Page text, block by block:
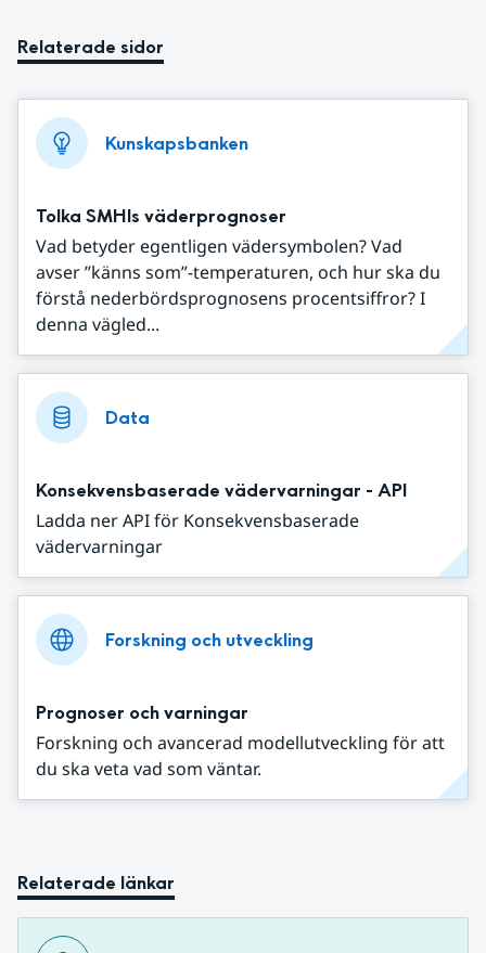
Relaterade sidor
Kunskapsbanken
Tolka SMHIs väderprognoser
Vad betyder egentligen vädersymbolen? Vad
avser ”känns som”-temperaturen, och hur ska du
förstå nederbördsprognosens procentsiffror? I
denna vägled...
Data
Konsekvensbaserade vädervarningar - API
Ladda ner API för Konsekvensbaserade
vädervarningar
Forskning och utveckling
Prognoser och varningar
Forskning och avancerad modellutveckling för att
du ska veta vad som väntar.
Relaterade länkar